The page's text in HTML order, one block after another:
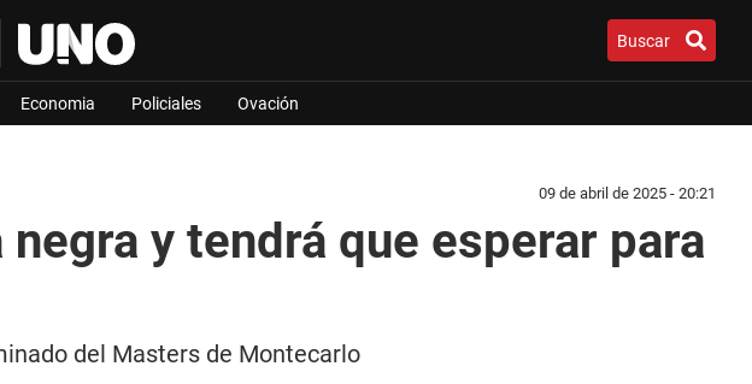
Buscar
Economia Policiales Ovación
09 de abril de 2025 - 20:21
y tendrá que esperar para
del Masters de Montecarlo